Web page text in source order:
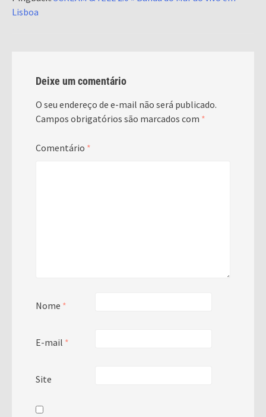
Lisboa
Deixe um comentário
O seu endereço de e-mail não será publicado.
Campos obrigatórios são marcados com *
Comentário *
Nome *
E-mail *
Site